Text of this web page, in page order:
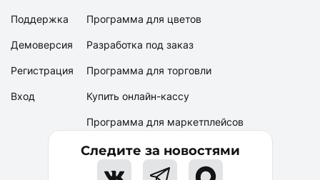
Поддержка
Демоверсия
Регистрация
Вход
Программа для цветов
Разработка под заказ
Программа для торговли
Купить онлайн-кассу
Программа для маркетплейсов
Следите за новостями